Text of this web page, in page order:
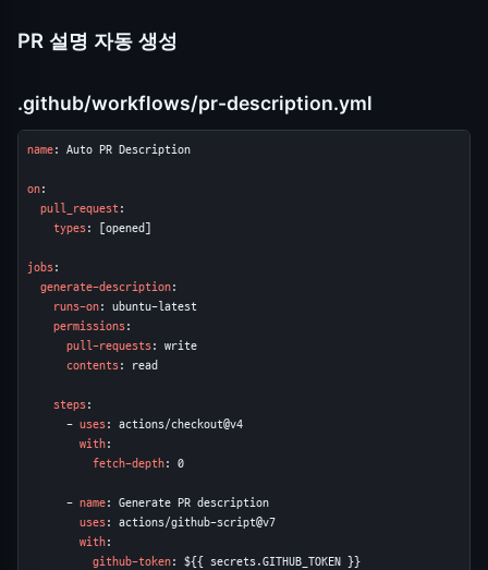
PR 설명 자동 생성
.github/workflows/pr-description.yml
name: Auto PR Description
on:
pull_request:
types: [opened]
jobs:
generate-description:
runs-on: ubuntu-latest
permissions:
pull-requests: write
contents: read
steps:
      -
uses: actions/checkout@v4
with:
fetch-depth: 0
      -
name: Generate PR description
uses: actions/github-script@v7
with:
github-token: ${{ secrets.GITHUB_TOKEN }}